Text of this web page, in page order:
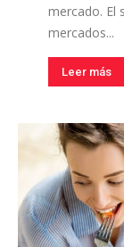
mercado. El
mercados...
Leer más